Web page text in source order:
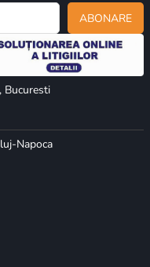
ABONARE
Bucuresti
Napoca